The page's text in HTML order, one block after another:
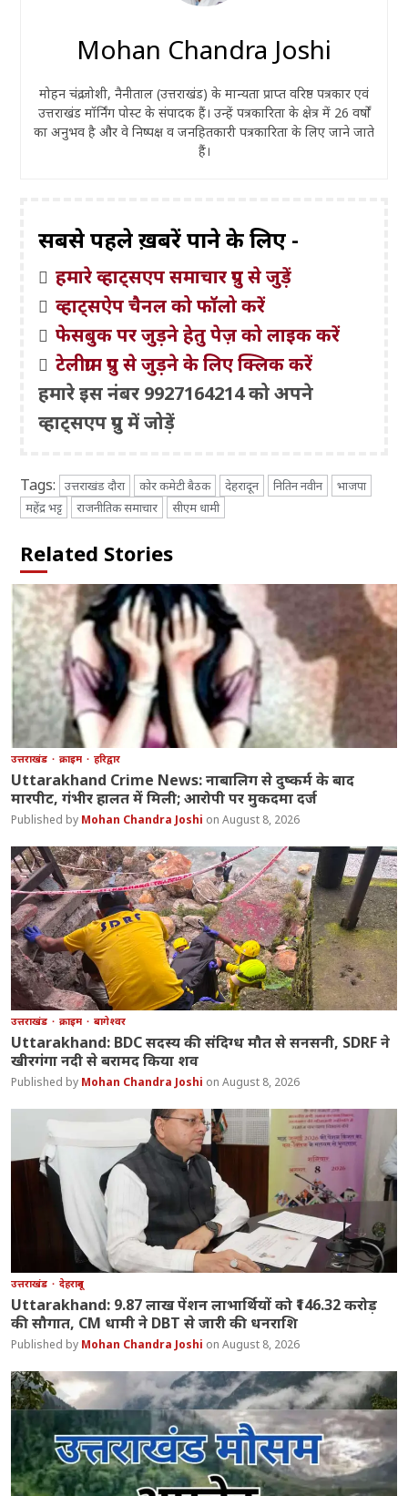
Mohan Chandra Joshi
मोहन चंद्र जोशी, नैनीताल (उत्तराखंड) के मान्यता प्राप्त वरिष्ठ पत्रकार एवं
उत्तराखंड मॉर्निंग पोस्ट के संपादक हैं। उन्हें पत्रकारिता के क्षेत्र में 26 वर्षों
का अनुभव है और वे निष्पक्ष व जनहितकारी पत्रकारिता के लिए जाने जाते
हैं।
सबसे पहले ख़बरें पाने के लिए -
हमारे व्हाट्सएप समाचार ग्रुप से जुड़ें
व्हाट्सऐप चैनल को फॉलो करें
फेसबुक पर जुड़ने हेतु पेज़ को लाइक करें
टेलीग्राम ग्रुप से जुड़ने के लिए क्लिक करें
हमारे इस नंबर 9927164214 को अपने
व्हाट्सएप ग्रुप में जोड़ें
Tags: उत्तराखंड दौरा कोर कमेटी बैठक देहरादून नितिन नवीन
भाजपा
महेंद्र भट्ट
राजनीतिक समाचार सीएम धामी
Related Stories
उत्तराखंड क्राइम हरिद्वार
Uttarakhand Crime News: नाबालिग से दुष्कर्म के बाद
मारपीट, गंभीर हालत में मिली; आरोपी पर मुकदमा दर्ज
Mohan Chandra Joshi August 8, 2026
उत्तराखंड क्राइम बागेश्वर
Uttarakhand: BDC सदस्य की संदिग्ध मौत से सनसनी, SDRF ने
खीरगंगा नदी से बरामद किया शव
Mohan Chandra Joshi August 8, 2026
उत्तराखंड देहरादून
Uttarakhand: 9.87 लाख पेंशन लाभार्थियों को ₹146.32 करोड़
की सौगात, CM धामी ने DBT से जारी की धनराशि
Mohan Chandra Joshi August 8, 2026